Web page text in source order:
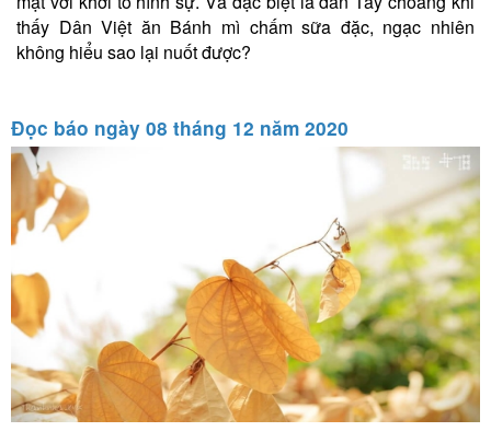
thấy Dân Việt ăn Bánh mì chấm sữa đặc, ngạc nhiên
không hiểu sao lại nuốt được?
Đọc báo ngày 08 tháng 12 năm 2020